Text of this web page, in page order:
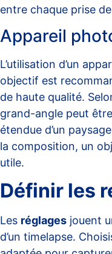
entre chaque prise
Appareil
L’utilisation d’un
objectif est
de haute qualité.
grand-angle peut
étendue d’un
la composition, un
utile.
Définir les
Les réglages jouent
d’un timelapse.